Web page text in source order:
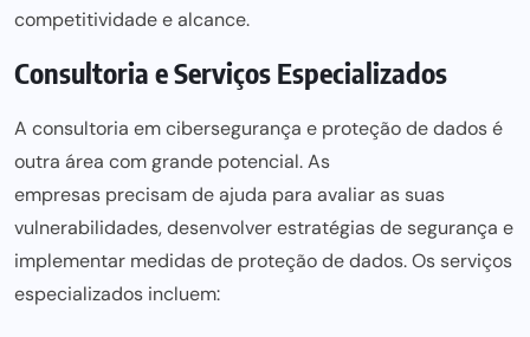
competitividade e alcance.
Consultoria e Serviços Especializados
A consultoria em cibersegurança e proteção de dados é
outra área com grande potencial. As
empresas precisam de ajuda para avaliar as suas
vulnerabilidades, desenvolver estratégias de segurança e
implementar medidas de proteção de dados. Os serviços
especializados incluem: